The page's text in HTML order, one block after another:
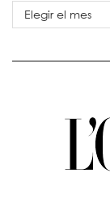
Archivos